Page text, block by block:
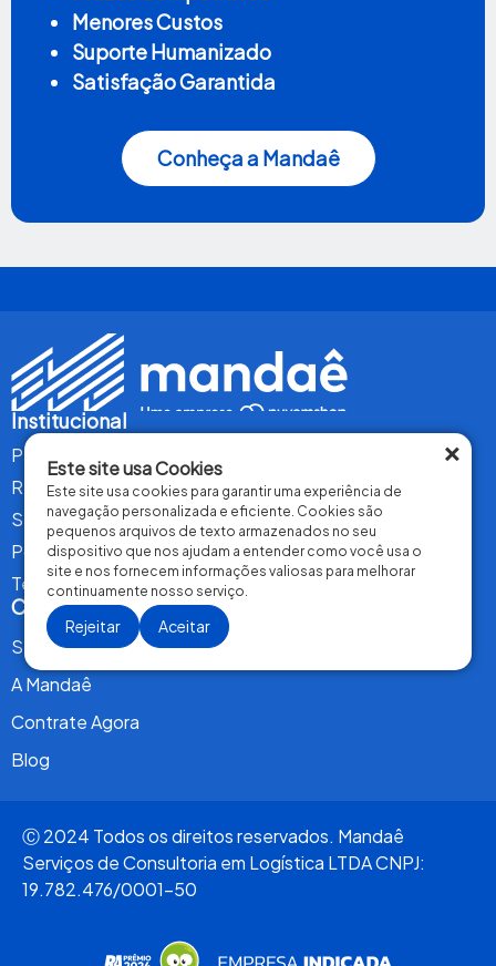
Menores Custos
Suporte Humanizado
Satisfação Garantida
Conheça a Mandaê
Institucional
Perguntas Frequentes
Relatório de Transparência Salarial
Seja um Parceiro Transportador
Política de Privacidade
Termos de Uso
Conteúdo
Serviços
A Mandaê
Contrate Agora
Blog
Ⓒ 2024 Todos os direitos reservados. Mandaê
Serviços de Consultoria em Logística LTDA CNPJ:
19.782.476/0001-50
×
Este site usa Cookies
Este site usa cookies para garantir uma experiência de
navegação personalizada e eficiente. Cookies são
pequenos arquivos de texto armazenados no seu
dispositivo que nos ajudam a entender como você usa o
site e nos fornecem informações valiosas para melhorar
continuamente nosso serviço.
Rejeitar Aceitar